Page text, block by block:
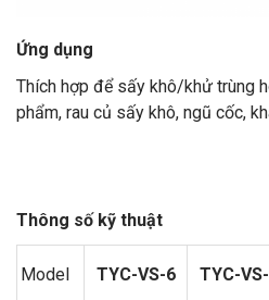
Ứng dụng
Thích hợp để sấy khô/khử trùng
phẩm, rau củ sấy khô, ngũ cốc,
Thông số kỹ thuật
Model TYC-VS-6 TYC-